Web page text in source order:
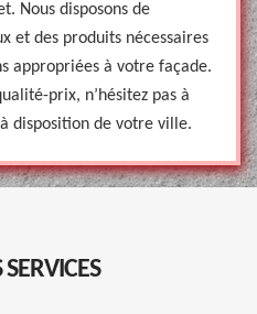
Nous disposons de
et des produits nécessaires
appropriées à votre façade.
prix, n’hésitez pas à
disposition de votre ville.